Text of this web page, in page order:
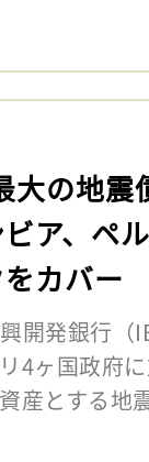
大の地震
ア、ペ
カバー
開発銀行（
4ヶ国政府
産とする地